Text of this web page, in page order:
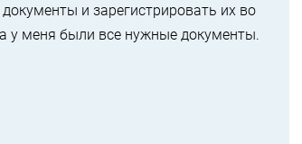
и зарегистрировать их во
у меня были все нужные документы.